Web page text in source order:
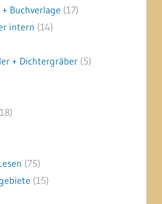
Buchverlage (17)
intern (14)
+ Dichtergräber(5)
(75)
(15)